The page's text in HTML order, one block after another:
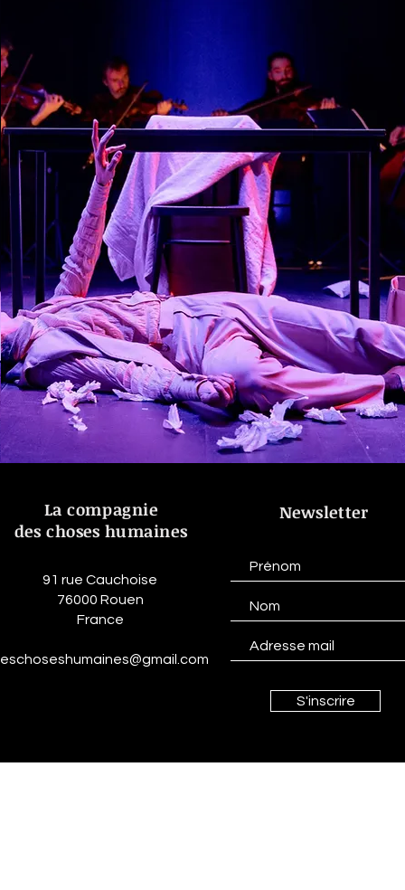
La compagnie
des choses humaines
91 rue Cauchoise
76000 Rouen
France
Newsletter
S'inscrire